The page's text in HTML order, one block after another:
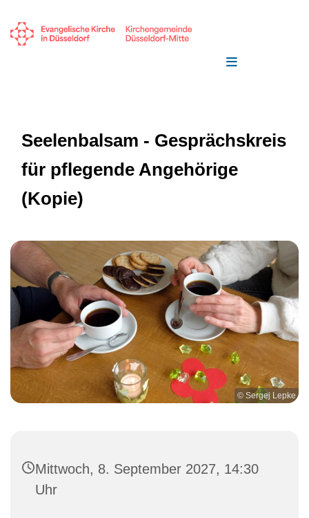
Seelenbalsam - Gesprächskreis
für pflegende Angehörige
(Kopie)
© Sergej Lepke
Mittwoch, 8. September 2027, 14:30
Uhr